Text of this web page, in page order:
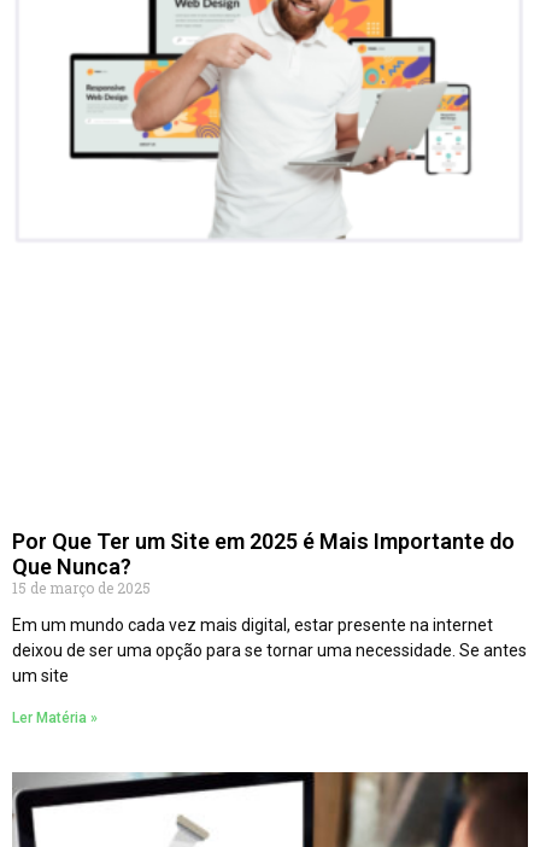
Por Que Ter um Site em 2025 é Mais Importante do
Que Nunca?
15 de março de 2025
Em um mundo cada vez mais digital, estar presente na internet
deixou de ser uma opção para se tornar uma necessidade. Se antes
um site
Ler Matéria »